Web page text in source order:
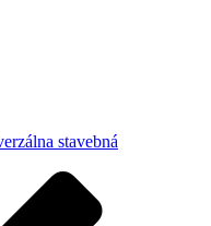
stavebná